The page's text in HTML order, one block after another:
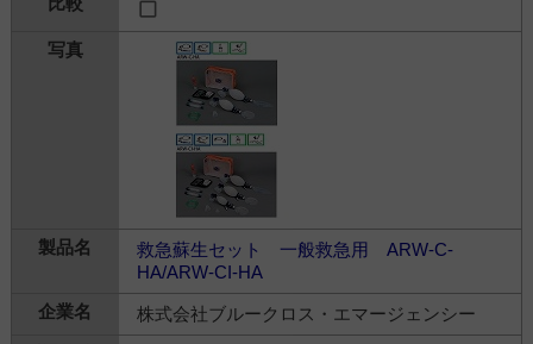
救急蘇生セット 一般救急用 ARW-C-
HA/ARW-CI-HA
株式会社ブルークロス・エマージェンシー